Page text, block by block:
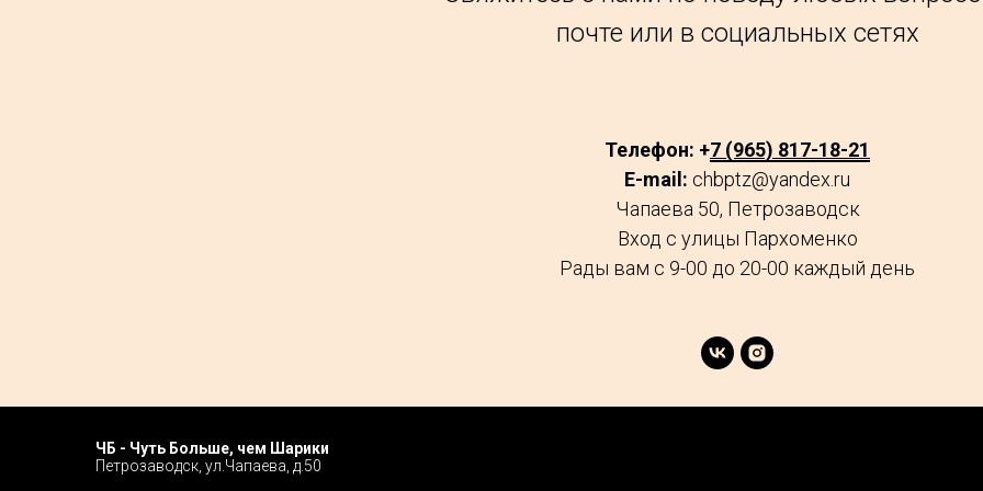
почте или в социальных сетях
Телефон: +7 (965) 817-18-21
E-mail: chbptz@yandex.ru
Чапаева 50, Петрозаводск
Вход с улицы Пархоменко
Рады вам с 9-00 до 20-00 каждый день
ЧБ - Чуть Больше, чем Шарики
Петрозаводск, ул.Чапаева, д.50